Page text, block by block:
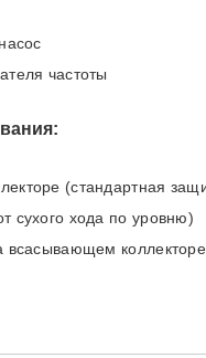
частоты
(стандартная
сухого хода по уровню)